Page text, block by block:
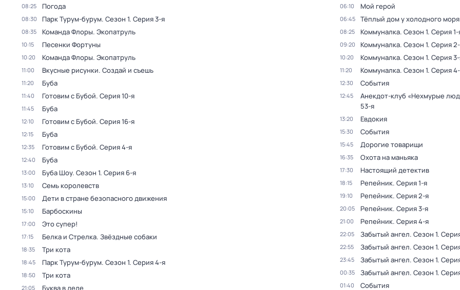
08:25 Погода
08:30 Парк Турум-бурум. Сезон 1. Серия 3-я
08:35 Команда Флоры. Экопатруль
10:15 Песенки Фортуны
10:20 Команда Флоры. Экопатруль
11:00 Вкусные рисунки. Создай и съешь
11:20 Буба
11:40 Готовим с Бубой. Серия 10-я
11:45 Буба
12:10 Готовим с Бубой. Серия 16-я
12:15 Буба
12:35 Готовим с Бубой. Серия 4-я
12:40 Буба
13:00 Буба Шоу. Сезон 1. Серия 6-я
13:10 Семь королевств
15:00 Дети в стране безопасного движения
15:10 Барбоскины
17:00 Это супер!
17:15 Белка и Стрелка. Звёздные собаки
18:35 Три кота
18:45 Парк Турум-бурум. Сезон 1. Серия 4-я
18:50 Три кота
21:05 Буква в деле
06:10 Мой герой
06:45 Тёплый дом у холодного моря
08:25 Коммуналка. Сезон 1. Серия 1-
09:20 Коммуналка. Сезон 1. Серия
10:20 Коммуналка. Сезон 1. Серия
11:20 Коммуналка. Сезон 1. Серия
12:30 События
12:45 Анекдот-клуб «Нехмурые
53-я
13:20 Евдокия
15:30 События
15:45 Дорогие товарищи
16:35 Охота на маньяка
17:30 Настоящий детектив
18:15 Репейник. Серия 1-я
19:10 Репейник. Серия 2-я
20:05 Репейник. Серия 3-я
21:00 Репейник. Серия 4-я
22:05 Забытый ангел. Сезон 1.
22:55 Забытый ангел. Сезон 1.
23:45 Забытый ангел. Сезон 1.
00:35 Забытый ангел. Сезон 1.
01:40 События